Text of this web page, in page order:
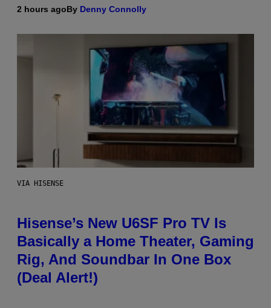
2 hours agoBy Denny Connolly
VIA HISENSE
Hisense’s New U6SF Pro TV Is
Basically a Home Theater, Gaming
Rig, And Soundbar In One Box
(Deal Alert!)